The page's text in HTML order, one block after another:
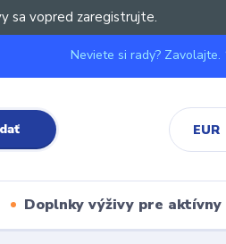
sa vopred zaregistrujte.
EUR
Neviete si rady? Zavolajte.
Doplnky výživy pre